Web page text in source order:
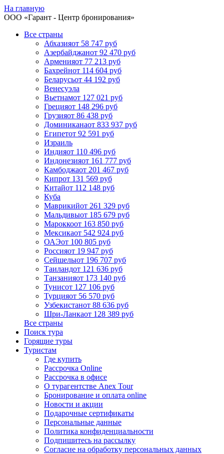
На главную
ООО «Гарант - Центр бронирования»
Все страны
Абхазияот 58 747 руб
Азербайджанот 92 470 руб
Арменияот 77 213 руб
Бахрейнот 114 604 руб
Беларусьот 44 192 руб
Венесуэла
Вьетнамот 127 021 руб
Грецияот 148 296 руб
Грузияот 86 438 руб
Доминиканаот 833 937 руб
Египетот 92 591 руб
Израиль
Индияот 110 496 руб
Индонезияот 161 777 руб
Камбоджаот 201 467 руб
Кипрот 131 569 руб
Китайот 112 148 руб
Куба
Маврикийот 261 329 руб
Мальдивыот 185 679 руб
Мароккоот 163 850 руб
Мексикаот 542 924 руб
ОАЭот 100 805 руб
Россияот 19 947 руб
Сейшелыот 196 707 руб
Таиландот 121 636 руб
Танзанияот 173 140 руб
Тунисот 127 106 руб
Турцияот 56 570 руб
Узбекистанот 88 636 руб
Шри-Ланкаот 128 389 руб
Все страны
Поиск тура
Горящие туры
Туристам
Где купить
Рассрочка Online
Рассрочка в офисе
О турагентстве Anex Tour
Бронирование и оплата online
Новости и акции
Подарочные сертификаты
Персональные данные
Политика конфиденциальности
Подпишитесь на рассылку
Согласие на обработку персональных данных